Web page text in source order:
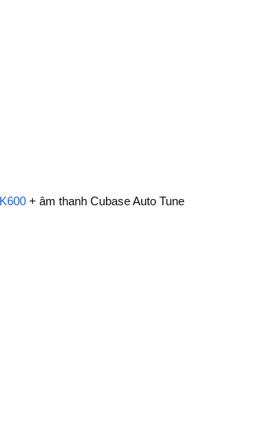
+ âm thanh Cubase Auto Tune